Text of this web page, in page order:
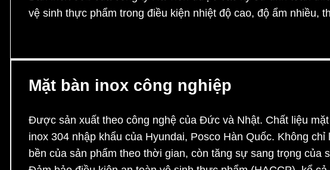
vệ sinh thực phẩm trong điều kiện nhiệt độ cao, độ ẩm
Mặt bàn inox công nghiệp
Được sản xuất theo công nghệ của Đức và Nhật. Chất liệu
inox 304 nhập khẩu của Hyundai, Posco Hàn Quốc. Không chỉ
bền của sản phẩm theo thời gian, còn tăng sự sang trọng của